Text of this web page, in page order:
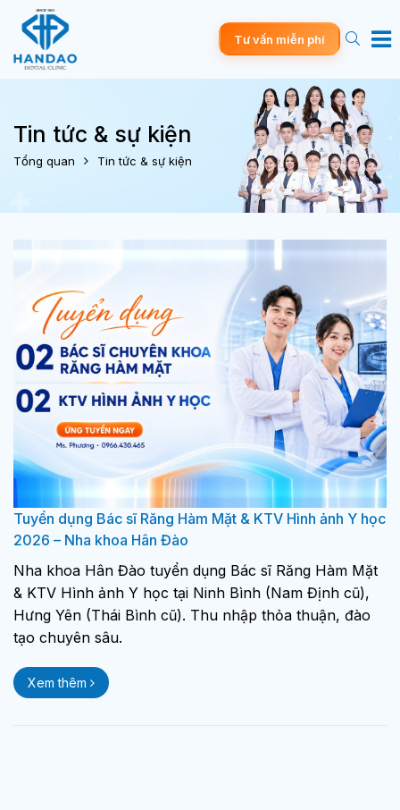
Tư vấn miễn phí
Tin tức & sự kiện
Tổng quan Tin tức & sự kiện
Tuyển dụng Bác sĩ Răng Hàm Mặt & KTV Hình ảnh Y học
2026 – Nha khoa Hân Đào
Nha khoa Hân Đào tuyển dụng Bác sĩ Răng Hàm Mặt
& KTV Hình ảnh Y học tại Ninh Bình (Nam Định cũ),
Hưng Yên (Thái Bình cũ). Thu nhập thỏa thuận, đào
tạo chuyên sâu.
Xem thêm